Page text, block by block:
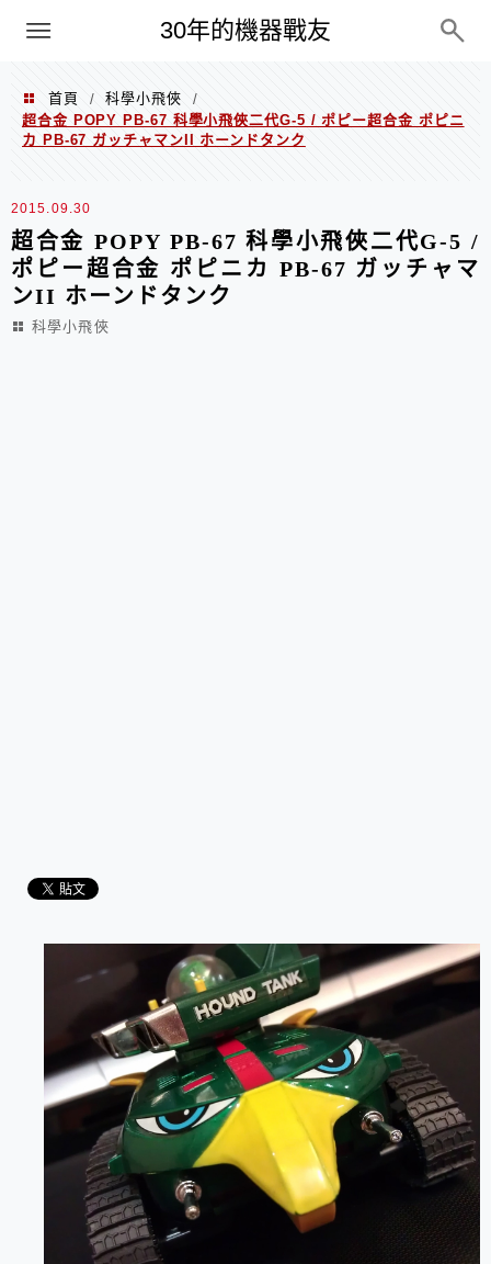
30年的機器戰友
PC
首頁 / 科學小飛俠
/
超合金 POPY PB-67 科學小飛俠二代G-5 / ポピー超合金 ポピニ
カ PB-67 ガッチャマンII ホーンドタンク
2015.09.30
超合金 POPY PB-67 科學小飛俠二代G-5 /
ポピー超合金 ポピニカ PB-67 ガッチャマ
ンII ホーンドタンク
科學小飛俠